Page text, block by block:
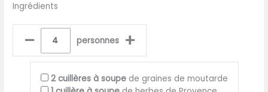
Ingrédients
– personnes +
2 cuillères à soupede graines de moutarde